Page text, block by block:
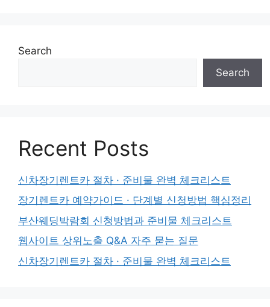
Search
Search
Recent Posts
신차장기렌트카 절차 · 준비물 완벽 체크리스트
장기렌트카 예약가이드 · 단계별 신청방법 핵심정리
부산웨딩박람회 신청방법과 준비물 체크리스트
웹사이트 상위노출 Q&A 자주 묻는 질문
신차장기렌트카 절차 · 준비물 완벽 체크리스트